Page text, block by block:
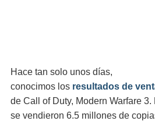
Hace tan solo unos días,
conocimos los resultados de
de Call of Duty, Modern Warfare
se vendieron 6.5 millones de